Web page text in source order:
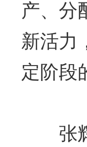
产、分
新活力
定阶段
张辉